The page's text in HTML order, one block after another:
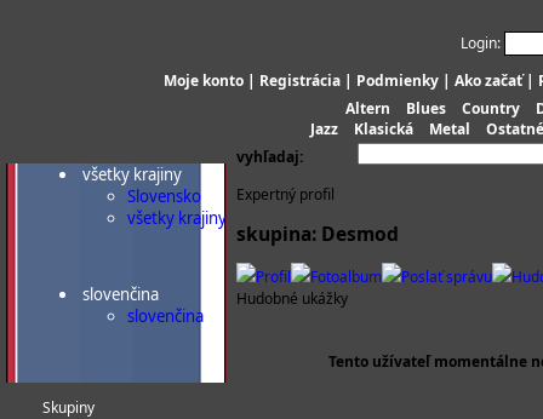
Login:
Moje konto | Registrácia | Podmienky | Ako začať|
Altern
Blues Country
Jazz
Klasická Metal
Ostatné
vyhľadaj:
všetky krajiny
Slovensko
všetky krajiny
slovenčina
slovenčina
Skupiny
Expertný profil
skupina: Desmod
Profil Fotoalbum Poslať správu
Hudobné ukážky
Tento užívateľ momentálne